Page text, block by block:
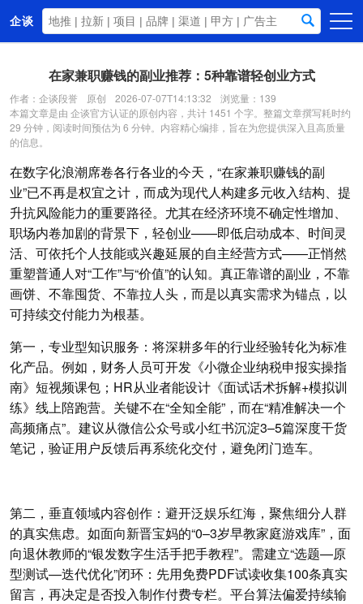
企谈
资讯动态
关于我们
在家兼职赚钱的副业推荐：5种靠谱轻创业方式
作者：企谈段誉 原创 2026-07-07T14:13:32
浏览量：139
本篇文章是由 企谈官方认证的原创内容，共计 1451 个字。整篇文章撰写耗时约
29 分钟，阅读时间预估为 6 分钟。内容精心编排，旨在为您提供深入且高质量
的信息。
在数字化浪潮席卷各行各业的今天，“在家兼职赚钱的副
业”已不再是权宜之计，而成为现代人构建多元收入结构、提
升抗风险能力的重要路径。尤其在经济环境不确定性增加、
职场内卷加剧的背景下，轻创业——即低启动成本、时间灵
活、可依托个人技能或兴趣延展的自主经营方式——正悄然
重塑普通人对“工作”与“价值”的认知。真正靠谱的副业，不靠
画饼、不靠囤货、不靠拉人头，而是以真实需求为锚点，以
可持续交付能力为根基。
第一，专业型知识服务：将深耕多年的行业经验转化为标准
化产品。例如，财务人员可开发《小微企业纳税申报实操指
南》短视频课包；HR从业者能设计《面试话术拆解+模拟训
练》线上陪跑营。关键不在“全知全能”，而在“精准解决一个
高频痛点”。建议从微信公众号或小红书沉淀3–5篇深度干货
笔记，验证用户反馈后再系统化交付，避免闭门造车。
第二，垂直领域内容创作：避开泛娱乐红海，聚焦细分人群
的真实焦虑。如面向新晋宝妈的“0–3岁早教家庭游戏库”，面
向退休教师的“银发数字生活手把手教程”。需建立“选题—原
型测试—迭代优化”闭环：先用免费PDF试读收集100条真实
留言，再决定是否投入制作付费专栏。平台算法偏爱持续输